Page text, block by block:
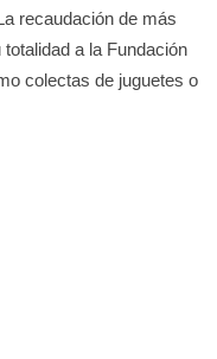
recaudación de más
a la Fundación
colectas de juguetes o